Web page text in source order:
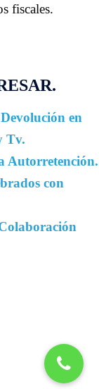
fiscales.
en
Tv.
Autorretención.
con